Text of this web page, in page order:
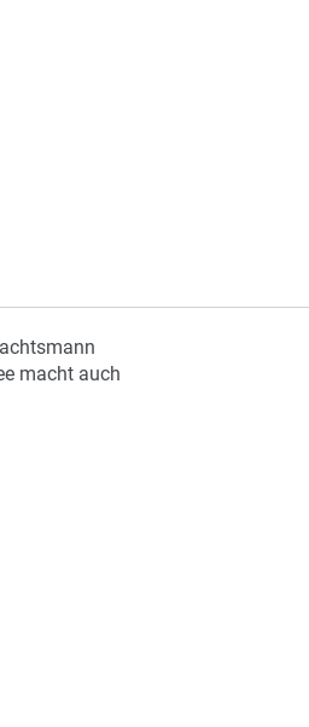
macht auch